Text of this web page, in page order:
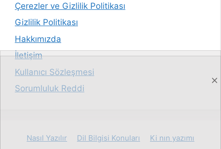
Çerezler ve Gizlilik Politikası
Gizlilik Politikası
Hakkımızda
İletişim
Kullanıcı Sözleşmesi
Sorumluluk Reddi
Nasıl Yazılır Dil Bilgisi Konuları Ki nın yazımı